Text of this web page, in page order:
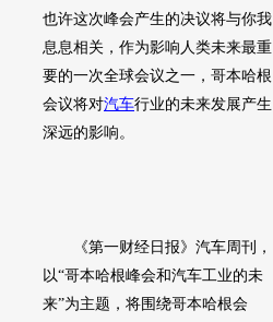
也许这次峰会产生的决议将与你我
息息相关，作为影响人类未来最重
要的一次全球会议之一，哥本哈根
会议将对汽车行业的未来发展产生
深远的影响。
《第一财经日报》 汽车 周刊，
以“哥本哈根峰会和汽车工业的未
来”为主题，将围绕哥本哈根会